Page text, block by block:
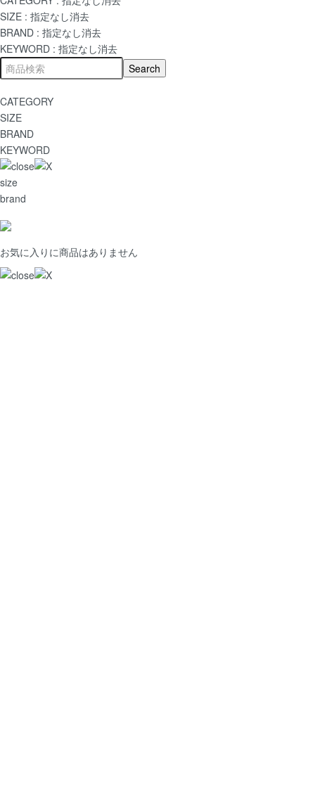
SIZE : 指定なし消去
BRAND : 指定なし消去
KEYWORD : 指定なし消去
CATEGORY
SIZE
BRAND
KEYWORD
size
brand
お気に入りに商品はありません